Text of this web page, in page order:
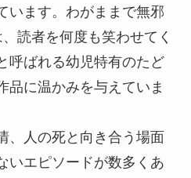
います。わがままで無邪
読者を何度も笑わせてく
呼ばれる幼児特有のたど
品に温かみを与えていま
、人の死と向き合う場面
いエピソードが数多くあ